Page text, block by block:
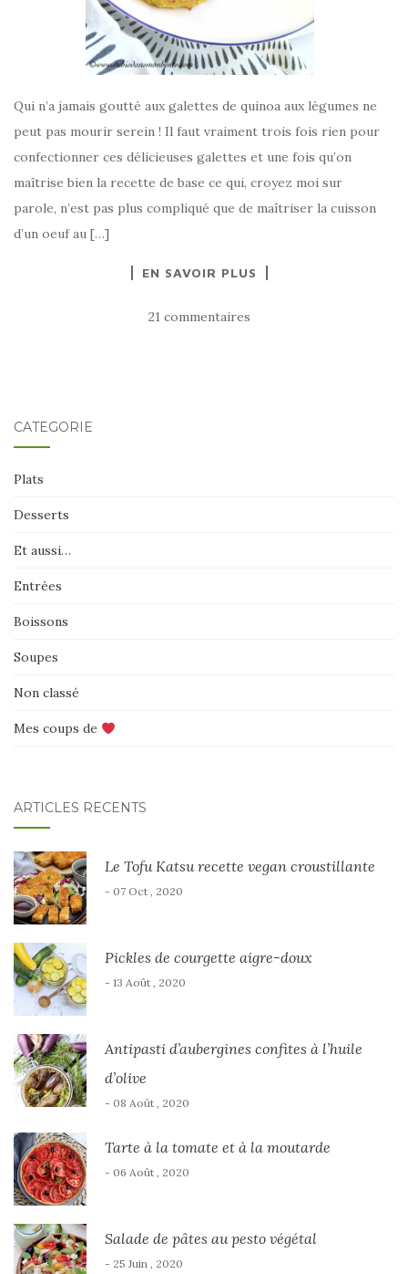
Qui n’a jamais goutté aux galettes de quinoa aux légumes ne
peut pas mourir serein ! Il faut vraiment trois fois rien pour
confectionner ces délicieuses galettes et une fois qu’on
maîtrise bien la recette de base ce qui, croyez moi sur
parole, n’est pas plus compliqué que de maîtriser la cuisson
d’un oeuf au […]
EN SAVOIR PLUS
21 commentaires
CATÉGORIE
Plats
Desserts
Et aussi…
Entrées
Boissons
Soupes
Non classé
Mes coups de
ARTICLES RÉCENTS
Le Tofu Katsu recette vegan croustillante
- 07 Oct , 2020
Pickles de courgette aigre-doux
- 13 Août , 2020
Antipasti d’aubergines confites à l’huile
d’olive
- 08 Août , 2020
Tarte à la tomate et à la moutarde
- 06 Août , 2020
Salade de pâtes au pesto végétal
- 25 Juin , 2020